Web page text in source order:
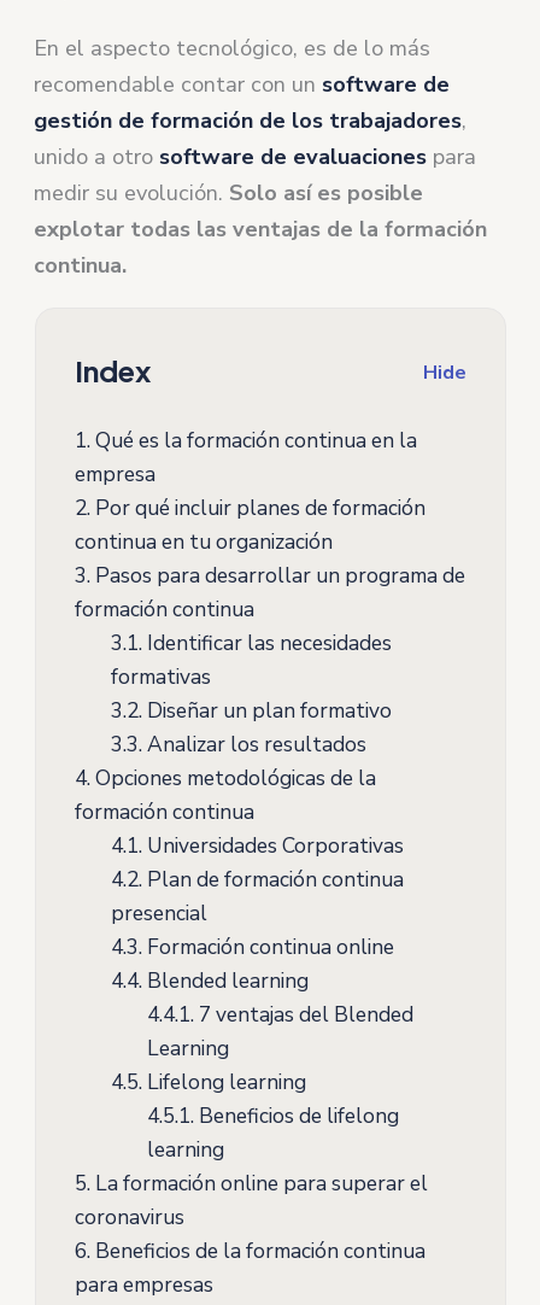
En el aspecto tecnológico, es de lo más
recomendable contar con un software de
gestión de formación de los trabajadores,
unido a otro software de evaluaciones para
medir su evolución. Solo así es posible
explotar todas las ventajas de la formación
continua.
Index Hide
1.Qué es la formación continua en la
empresa
2.Por qué incluir planes de formación
continua en tu organización
3.Pasos para desarrollar un programa de
formación continua
3.1.Identificar las necesidades
formativas
3.2.Diseñar un plan formativo
3.3.Analizar los resultados
4.Opciones metodológicas de la
formación continua
4.1.Universidades Corporativas
4.2.Plan de formación continua
presencial
4.3.Formación continua online
4.4.Blended learning
4.4.1.7 ventajas del Blended
Learning
4.5.Lifelong learning
4.5.1.Beneficios de lifelong
learning
5.La formación online para superar el
coronavirus
6.Beneficios de la formación continua
para empresas